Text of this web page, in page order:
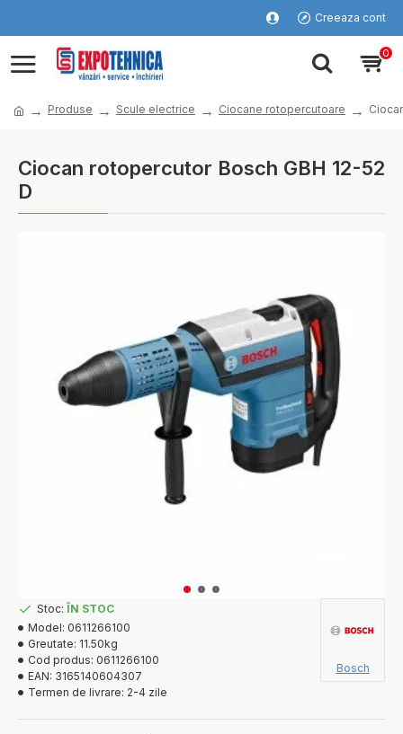
Creeaza cont
0
Produse Scule electrice Ciocane rotopercutoare
Ciocan rotopercutor Bosch GBH 12-52
D
Stoc: ÎN STOC
Model: 0611266100
Greutate: 11.50kg
Cod produs: 0611266100
EAN: 3165140604307
Termen de livrare: 2-4 zile
Bosch